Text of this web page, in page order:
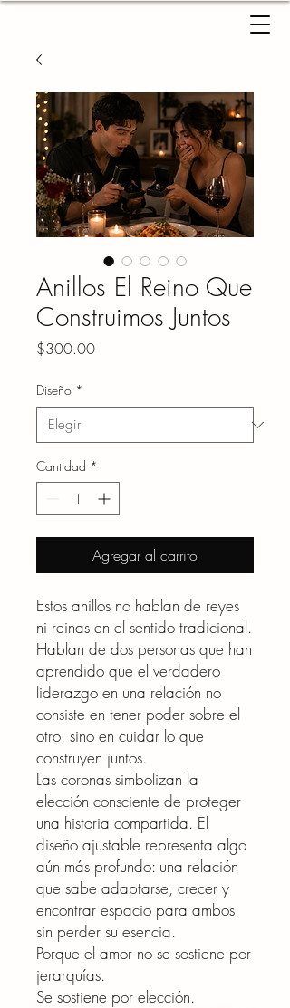
Anillos El Reino Que
Construimos Juntos
$300.00Precio
Diseño *
Cantidad *
Agregar al carrito
Estos anillos no hablan de reyes
ni reinas en el sentido tradicional.
Hablan de dos personas que han
aprendido que el verdadero
liderazgo en una relación no
consiste en tener poder sobre el
otro, sino en cuidar lo que
construyen juntos.
Las coronas simbolizan la
elección consciente de proteger
una historia compartida. El
diseño ajustable representa algo
aún más profundo: una relación
que sabe adaptarse, crecer y
encontrar espacio para ambos
sin perder su esencia.
Porque el amor no se sostiene por
jerarquías.
Se sostiene por elección.